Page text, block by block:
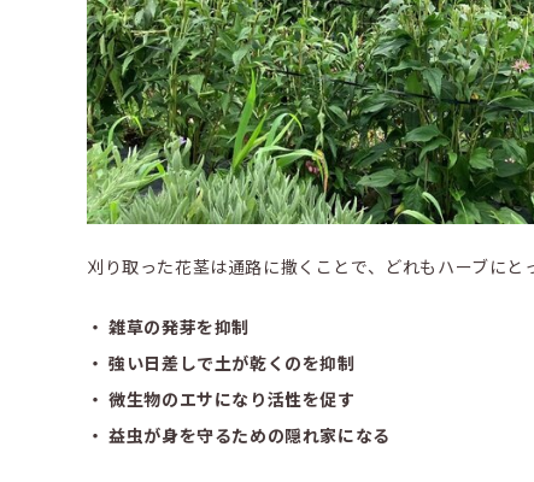
刈り取った花茎は通路に撒くことで、どれもハーブにと
・ 雑草の発芽を抑制
・ 強い日差しで土が乾くのを抑制
・ 微生物のエサになり活性を促す
・ 益虫が身を守るための隠れ家になる